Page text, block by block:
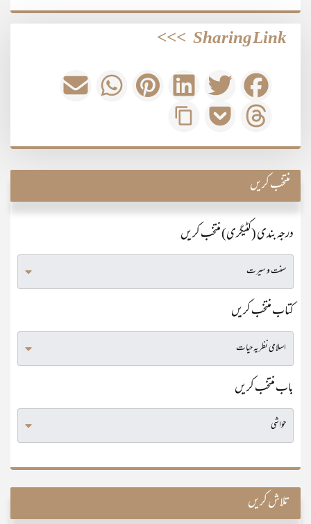
Sharing Link
>>>
منتخب کریں
درجہ بندی (کٹیگری) منتخب کریں
کتاب منتخب کریں
باب منتخب کریں
تلاش کریں